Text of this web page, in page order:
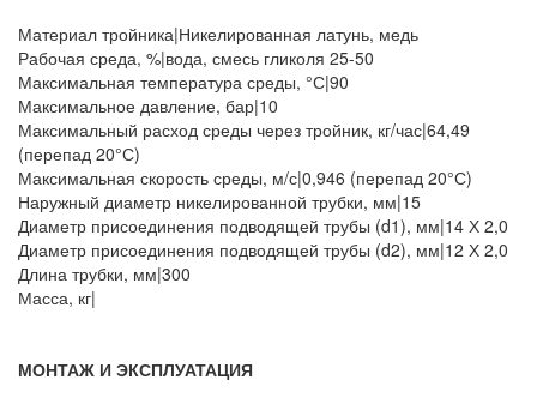
Материал тройника|Никелированная латунь, медь
Рабочая среда, %|вода, смесь гликоля 25-50
Максимальная температура среды, °С|90
Максимальное давление, бар|10
Максимальный расход среды через тройник, кг/час|64,49
(перепад 20°С)
Максимальная скорость среды, м/с|0,946 (перепад 20°С)
Наружный диаметр никелированной трубки, мм|15
Диаметр присоединения подводящей трубы (d1), мм|14 Х 2,0
Диаметр присоединения подводящей трубы (d2), мм|12 Х 2,0
Длина трубки, мм|300
Масса, кг|
МОНТАЖ И ЭКСПЛУАТАЦИЯ